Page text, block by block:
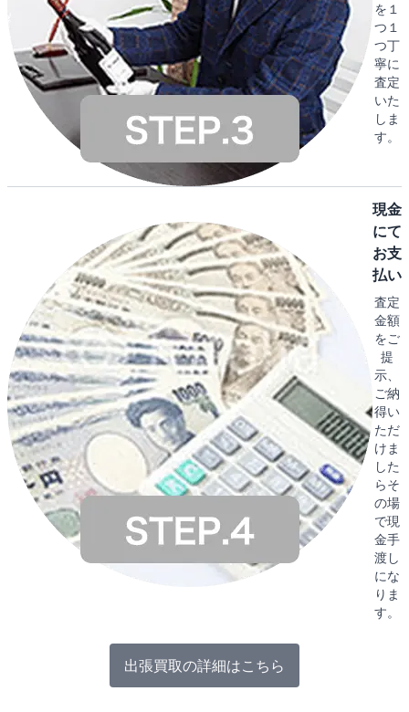
を１
つ１
つ丁
寧に
査定
いた
しま
す。
現金
にて
お支
払い
査定
金額
をご
提
示、
ご納
得い
ただ
けま
した
らそ
の場
で現
金手
渡し
にな
りま
す。
出張買取の詳細はこちら